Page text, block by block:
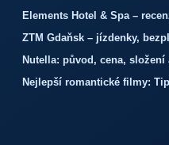
Elements Hotel & Spa –
ZTM Gdaňsk – jízdenky,
Nutella: původ, cena, složení
Nejlepší romantické filmy: